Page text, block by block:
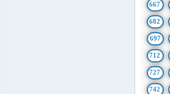
667
682
697
712
727
742